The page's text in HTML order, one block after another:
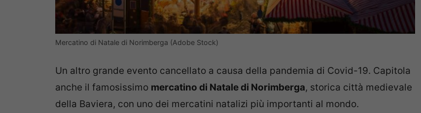
Mercatino di Natale di Norimberga (Adobe Stock)
Un altro grande evento cancellato a causa della pandemia di Covid-19. Capitola
anche il famosissimo mercatino di Natale di Norimberga, storica città medievale
della Baviera, con uno dei mercatini natalizi più importanti al mondo.